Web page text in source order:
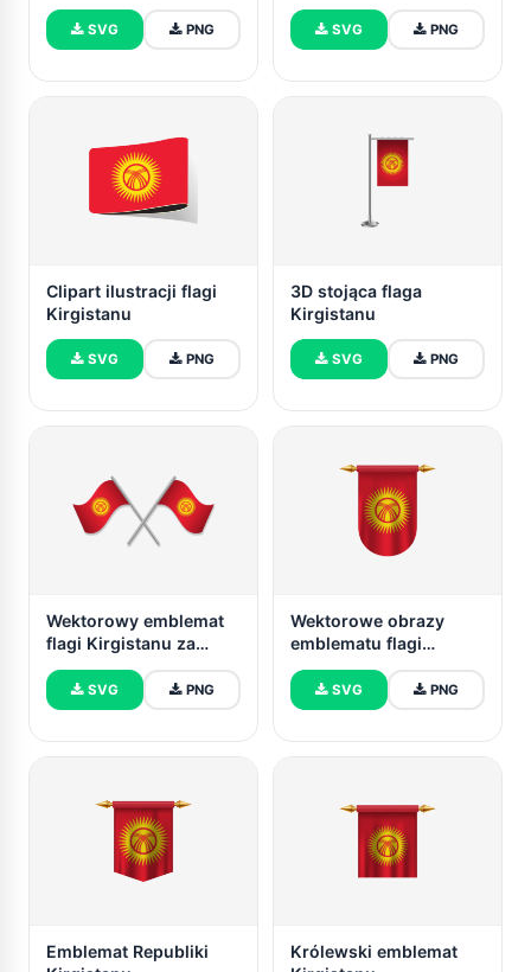
SVG PNG SVG PNG
Clipart ilustracji flagi
Kirgistanu
SVG PNG
3D stojąca flaga
Kirgistanu
SVG PNG
Wektorowy emblemat
flagi Kirgistanu za
darmo
SVG PNG
Wektorowe obrazy
emblematu flagi
Kirgistanu
SVG PNG
Emblemat Republiki
Królewski emblemat